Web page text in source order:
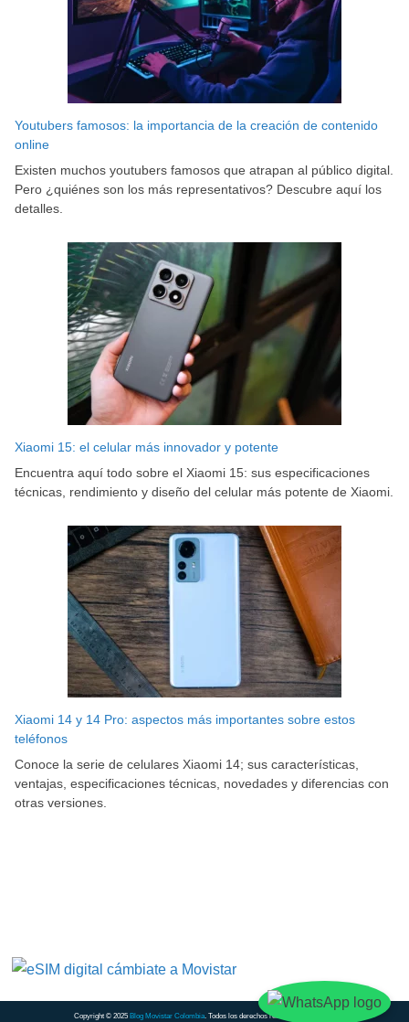
Youtubers famosos: la importancia de la creación de contenido
online
Existen muchos youtubers famosos que atrapan al público digital.
Pero ¿quiénes son los más representativos? Descubre aquí los
detalles.
Xiaomi 15: el celular más innovador y potente
Encuentra aquí todo sobre el Xiaomi 15: sus especificaciones
técnicas, rendimiento y diseño del celular más potente de Xiaomi.
Xiaomi 14 y 14 Pro: aspectos más importantes sobre estos
teléfonos
Conoce la serie de celulares Xiaomi 14; sus características,
ventajas, especificaciones técnicas, novedades y diferencias con
otras versiones.
Copyright © 2025 Blog Movistar Colombia. Todos los derechos reservados.